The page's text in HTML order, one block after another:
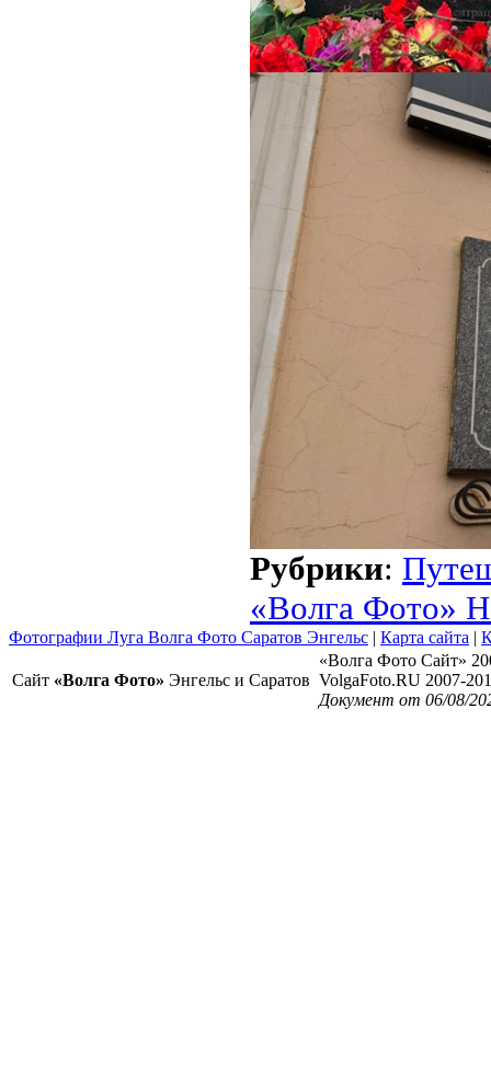
Рубрики:
«Волга Фото»
Фотографии Луга Волга Фото Саратов Энгельс | Карта сайта |
Сайт «Волга Фото» Энгельс и Саратов
«Волга Фото Сайт»
VolgaFoto.RU 2007-
Документ от 06/08/